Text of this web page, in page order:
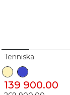
Tenniska
139 900.00